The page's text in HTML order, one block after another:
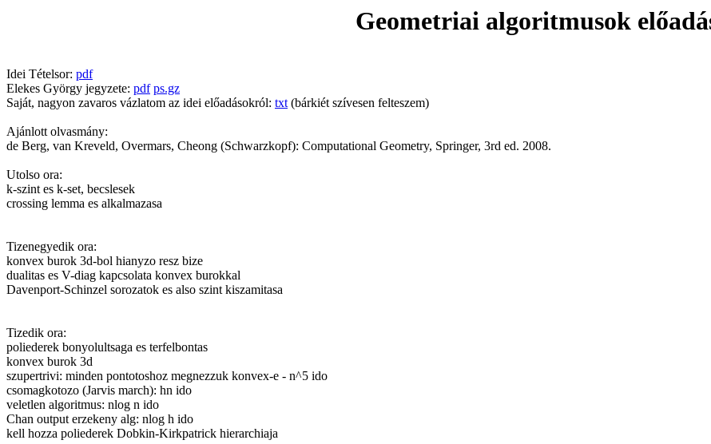
Geometriai algoritmusok
Idei Tételsor: pdf
Elekes György jegyzete: pdf ps.gz
Saját, nagyon zavaros vázlatom az idei előadásokról: txt(bárkiét szívesen felteszem)
Ajánlott olvasmány:
de Berg, van Kreveld, Overmars, Cheong (Schwarzkopf): Computational Geometry, Springer, 3rd ed. 2008.
Utolso ora:
k-szint es k-set, becslesek
crossing lemma es alkalmazasa
Tizenegyedik ora:
konvex burok 3d-bol hianyzo resz bize
dualitas es V-diag kapcsolata konvex burokkal
Davenport-Schinzel sorozatok es also szint kiszamitasa
Tizedik ora:
poliederek bonyolultsaga es terfelbontas
konvex burok 3d
szupertrivi: minden pontotoshoz megnezzuk konvex-e - n^5 ido
csomagkotozo (Jarvis march): hn ido
veletlen algoritmus: nlog n ido
Chan output erzekeny alg: nlog h ido
kell hozza poliederek Dobkin-Kirkpatrick hierarchiaja